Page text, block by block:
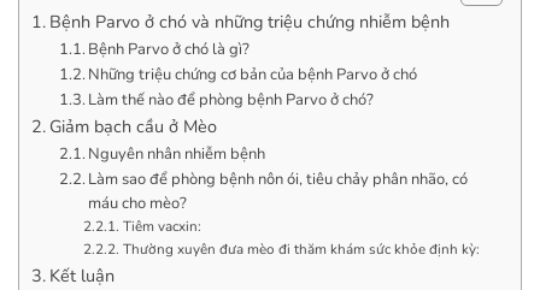
Bệnh Parvo ở chó và những triệu chứng nhiễm bệnh
Bệnh Parvo ở chó là gì?
Những triệu chứng cơ bản của bệnh Parvo ở chó
Làm thế nào để phòng bệnh Parvo ở chó?
Giảm bạch cầu ở Mèo
Nguyên nhân nhiễm bệnh
Làm sao để phòng bệnh nôn ói, tiêu chảy phân nhão, có
máu cho mèo?
Tiêm vacxin:
Thường xuyên đưa mèo đi thăm khám sức khỏe định kỳ:
Kết luận